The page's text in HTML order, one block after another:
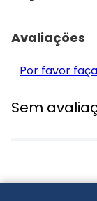
Avaliações
Por favor
Sem